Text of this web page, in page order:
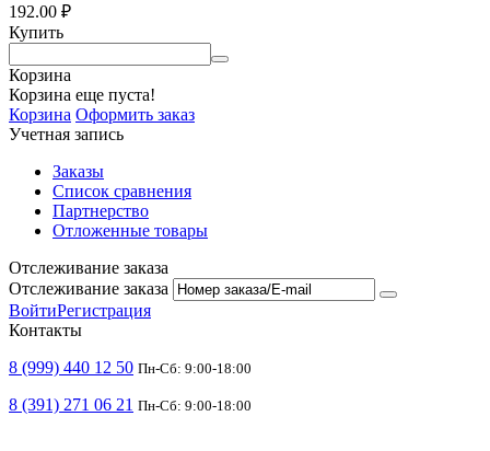
192.00 ₽
Купить
Корзина
Корзина еще пуста!
Корзина Оформить заказ
Учетная запись
Заказы
Список сравнения
Партнерство
Отложенные товары
Отслеживание заказа
Отслеживание заказа
ВойтиРегистрация
Контакты
8 (999) 440 12 50 Пн-Сб: 9:00-18:00
8 (391) 271 06 21 Пн-Сб: 9:00-18:00